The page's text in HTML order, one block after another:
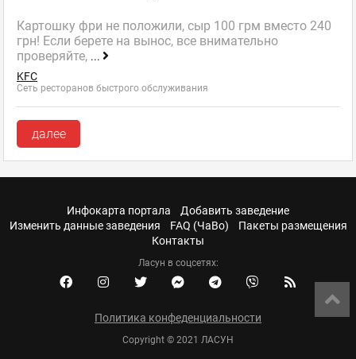
Картошку фри не положили, сыр 100 грм вместо 240
грн! Если берете на вынос, все внимательно
проверяйте, ...
KFC
Сеть ресторанов быстрого обслуживания
далее
Инфокарта портала
Добавить заведение
Изменить данные заведения
FAQ (ЧаВо)
Пакеты размещения
Контакты
Ласун в соцсетях:
Политика конфеденциальности
Copyright © 2021 ЛАСУН